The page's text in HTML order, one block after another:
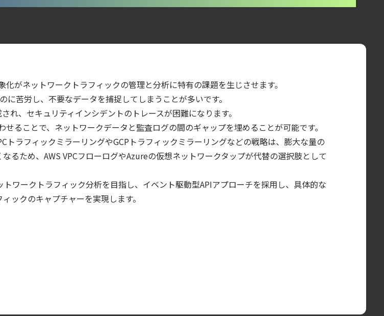
な対策の全体像
しいセキュリティ戦略
デルの破壊を目的としたランサムウェアを展開
フォームの選び方
Agent Local機能の実装ガイド
Managementの全体像
がネットワークトラフィックの管理と分析に特有の課題を生じさせます。
苦労し、不要なデータを捕捉してしまうことが多いです。
、セキュリティインシデントのトレースが困難になります。
ることで、ネットワークデータと監査ログの間のギャップを埋めることが可能です。
トラフィックミラーリングやGCPトラフィックミラーリングなどの戦略は、膨大な量の
るため、AWS VPCフローログやAzureの仮想ネットワークタップが代替の選択肢として
ワークトラフィック分析を目指し、イベント駆動型APIアプローチを採用し、具体的な
ックのキャプチャーを実現します。